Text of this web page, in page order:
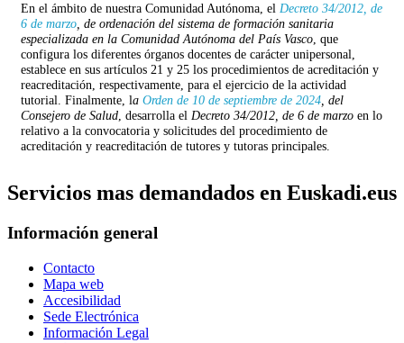
En el ámbito de nuestra Comunidad Autónoma, el Decreto 34/2012, de
6 de marzo , de ordenación del sistema de formación sanitaria
especializada en la Comunidad Autónoma del País Vasco , que
configura los diferentes órganos docentes de carácter unipersonal,
establece en sus artículos 21 y 25 los procedimientos de acreditación y
reacreditación, respectivamente, para el ejercicio de la actividad
tutorial. Finalmente, la Orden de 10 de septiembre de 2024 , del
Consejero de Salud , desarrolla el Decreto 34/2012, de 6 de marzo en lo
relativo a la convocatoria y solicitudes del procedimiento de
acreditación y reacreditación de tutores y tutoras principales.
Servicios mas demandados en Euskadi.eus
Información general
Contacto
Mapa web
Accesibilidad
Sede Electrónica
Información Legal